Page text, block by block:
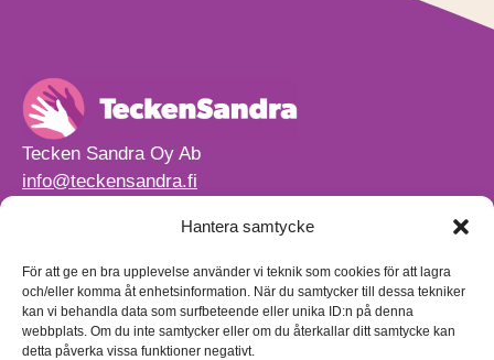
Hantera samtycke
För att ge en bra upplevelse använder vi teknik som cookies för att lagra
och/eller komma åt enhetsinformation. När du samtycker till dessa tekniker
kan vi behandla data som surfbeteende eller unika ID:n på denna
webbplats. Om du inte samtycker eller om du återkallar ditt samtycke kan
detta påverka vissa funktioner negativt.
Tecken Sandra Oy Ab
info@teckensandra.fi
Vårt verksamhetsutrymme HÖRNAN ligger i Sibbo.
Torpvägen 9 B 13,
01150 Söderkulla
Beställnings- och leveransvillkor
Sekretesspolicy